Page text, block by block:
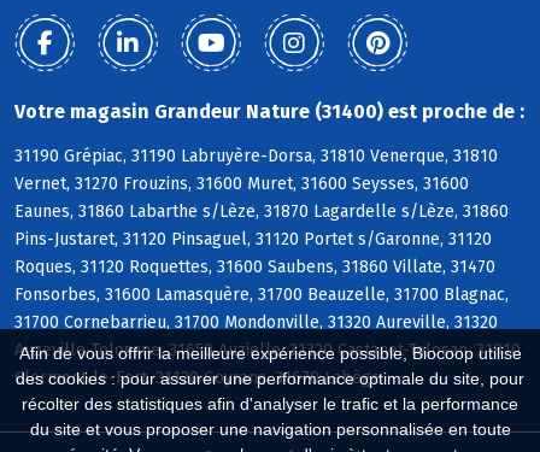
Afin de vous offrir la meilleure expérience possible, Biocoop utilise
des cookies : pour assurer une performance optimale du site, pour
récolter des statistiques afin d'analyser le trafic et la performance
du site et vous proposer une navigation personnalisée en toute
Votre magasin Grandeur Nature (31400) est proche de :
31190 Grépiac, 31190 Labruyère-Dorsa, 31810 Venerque, 31810
Vernet, 31270 Frouzins, 31600 Muret, 31600 Seysses, 31600
Eaunes, 31860 Labarthe s/Lèze, 31870 Lagardelle s/Lèze, 31860
Pins-Justaret, 31120 Pinsaguel, 31120 Portet s/Garonne, 31120
Roques, 31120 Roquettes, 31600 Saubens, 31860 Villate, 31470
Fonsorbes, 31600 Lamasquère, 31700 Beauzelle, 31700 Blagnac,
31700 Cornebarrieu, 31700 Mondonville, 31320 Aureville, 31320
Auzeville-Tolosane, 31650 Auzielle, 31320 Castanet-Tolosan, 31810
Clermont-le-Fort, 31120 Goyrans, 31670 Labège